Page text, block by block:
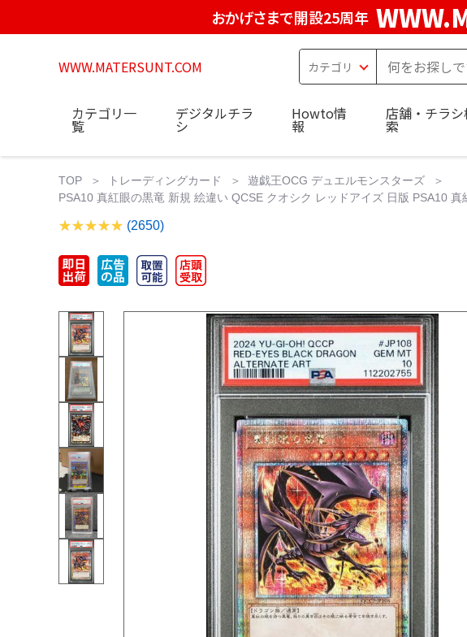
おかげさまで開設25周年
WWW.MATERSUNT.COM
カテゴリ一
覧
デジタルチラ
シ
Howto情
報
店舗・チラシ
索
TOP トレーディングカード
遊戯王OCG デュエルモンスターズ
PSA10 真紅眼の黒竜 新規 絵違い QCSE クオシク レッドアイズ 日版 PSA10
(2650)